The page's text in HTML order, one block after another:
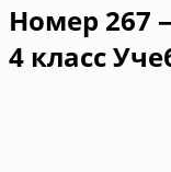
Номер 267
4 класс